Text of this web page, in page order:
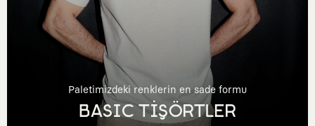
Paletimizdeki renklerin en sade formu
BASIC TİŞÖRTLER